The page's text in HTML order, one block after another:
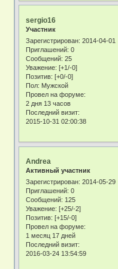
sergio16
Участник
Зарегистрирован: 2014-04-01
Приглашений: 0
Сообщений: 25
Уважение: [+1/-0]
Позитив: [+0/-0]
Пол: Мужской
Провел на форуме:
2 дня 13 часов
Последний визит:
2015-10-31 02:00:38
Andrea
Активный участник
Зарегистрирован: 2014-05-29
Приглашений: 0
Сообщений: 125
Уважение: [+25/-2]
Позитив: [+15/-0]
Провел на форуме:
1 месяц 17 дней
Последний визит:
2016-03-24 13:54:59